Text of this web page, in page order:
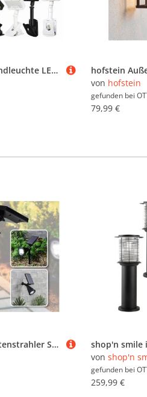
PRIISF Außen-Wandleuchte LED Solarlampen Bewegungsmelder Clip On Garten Zaunleuchten Wandlampen, IP65 Wasserdicht, Solarleuchten für Außen Solarleuchten Klemmlampe LED Solar Strahler, Aussenleuchte LED Solarlicht Sicherheitswandleuchte, Wandleuchten für Garage Garten Hof, Stufen Haustüren Rasen Terrasse
von hofstein
gefunden bei
79,99 €
Casativo LED Gartenstrahler Solar-Gartenleuchte Erdspieß & Dämmerungssensor 200lm-Gartenstrahler, 4 weisse LEDs, Leuchtdauer ca. 8 Std. Spot 80° & Solarpanel 180° neigbar IP44
von shop'n
gefunden bei
259,99 €